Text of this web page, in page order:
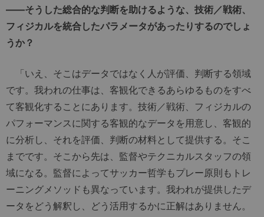
――そうした総合的な判断を助けるような、技術／戦術、
フィジカルを統合したパラメータがあったりするのでしょ
うか？
「いえ、そこはデータではなく人が評価、判断する領域
です。我われの仕事は、客観化できるあらゆるものをすべ
て客観化することにあります。技術／戦術、フィジカルの
パフォーマンスに関する客観的なデータを用意し、客観的
に分析し、それを評価、判断の材料として提供する。そこ
までです。そこから先は、監督やテクニカルスタッフの領
域になる。監督によってサッカー哲学もプレー原則もトレ
ーニングメソッドも異なっています。我われが提供したデ
ータをどう解釈し、どう活用するかに正解はありません。